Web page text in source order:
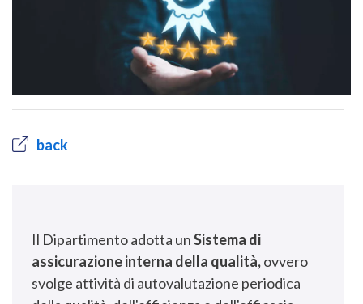
back
Il Dipartimento adotta unSistema di
assicurazione interna della qualità,ovvero
svolge attività di autovalutazione periodica